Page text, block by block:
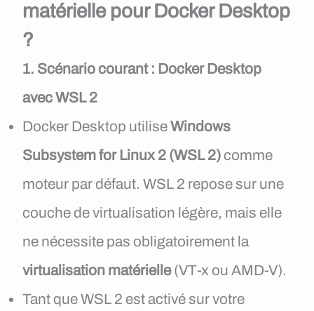
matérielle pour Docker Desktop
?
1. Scénario courant : Docker Desktop
avec WSL 2
Docker Desktop utiliseWindows
Subsystem for Linux 2 (WSL 2)comme
moteur par défaut. WSL 2 repose sur une
couche de virtualisation légère, mais elle
ne nécessite pas obligatoirement la
virtualisation matérielle(VT-x ou AMD-V).
Tant que WSL 2 est activé sur votre